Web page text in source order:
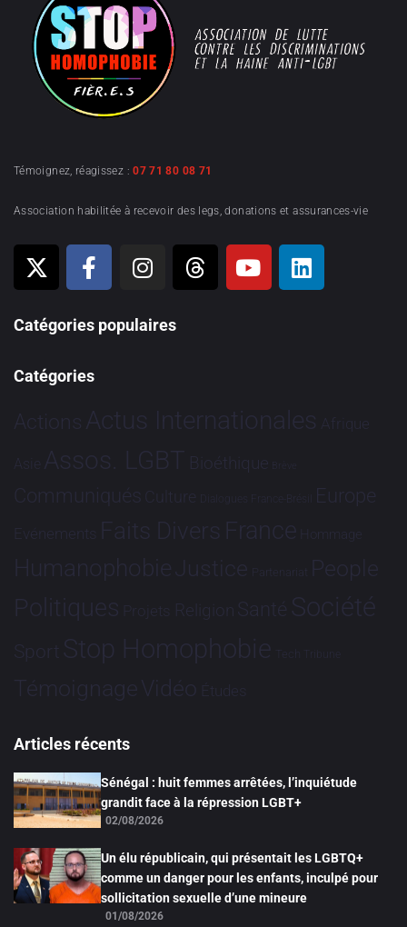
Témoignez, réagissez :07 71 80 08 71
Association habilitée à recevoir des legs, donations et assurances-vie
Catégories populaires
Catégories
Actions Actus Internationales Afrique
Asie Assos. LGBT Bioéthique Brève
Communiqués Culture Dialogues France-Brésil Europe
Evénements Faits Divers France Hommage
HumanophobieJustice Partenariat People
Politiques Projets Religion Santé Société
Sport Stop Homophobie Tech Tribune
TémoignageVidéo Études
Articles récents
Sénégal : huit femmes arrêtées, l’inquiétude
grandit face à la répression LGBT+
02/08/2026
Un élu républicain, qui présentait les LGBTQ+
comme un danger pour les enfants, inculpé pour
sollicitation sexuelle d’une mineure
01/08/2026